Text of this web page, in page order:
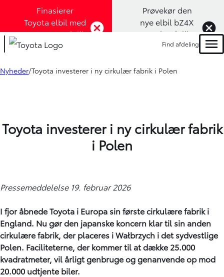
Finasierer
Toyota elbil med
1,99% rente (Klik
her)
Prøvekør den
nye elbil bZ4X
Touring (Klik
her)
Find afdeling
Nyheder Toyota investerer i ny cirkulær fabrik i Polen
Toyota investerer i ny cirkulær fabrik
i Polen
Pressemeddelelse 19. februar 2026
I fjor åbnede Toyota i Europa sin første cirkulære fabrik i
England. Nu gør den japanske koncern klar til sin anden
cirkulære fabrik, der placeres i Wałbrzych i det sydvestlige
Polen. Faciliteterne, der kommer til at dække 25.000
kvadratmeter, vil årligt genbruge og genanvende op mod
20.000 udtjente biler.